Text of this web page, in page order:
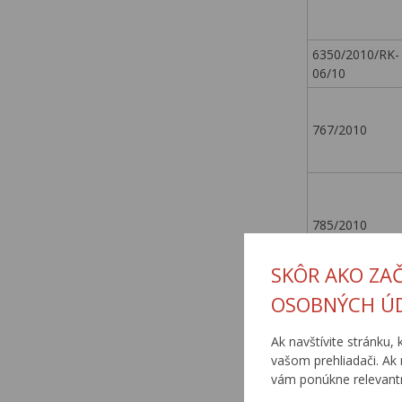
SKÔR AKO
OSOBNÝCH
Ak navštívite stránku,
vašom prehliadači.
vám ponúkne
6350/2010/RK-
06/10
767/2010
785/2010